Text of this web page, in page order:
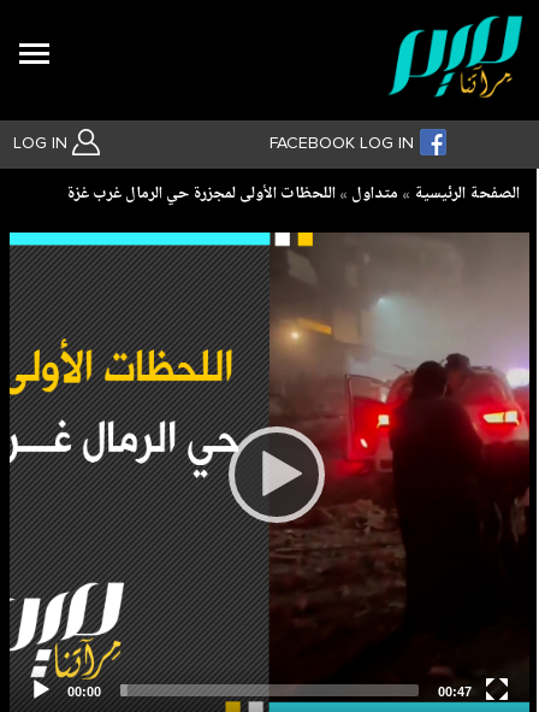
LOG IN FACEBOOK LOG IN
بحث متقدم
Breadcrumb
الصفحة الرئيسية متداول اللحظات الأولى لمجزرة حي الرمال غرب غزة